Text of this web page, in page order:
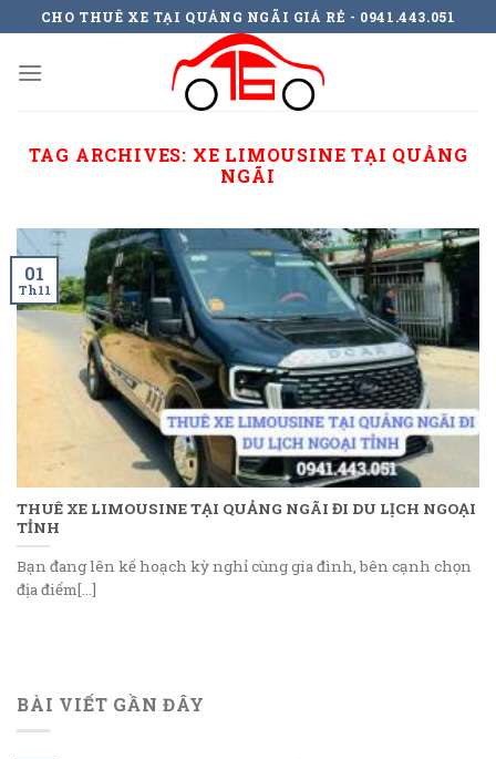
to
content
CHO THUÊ XE TẠI QUẢNG NGÃI GIÁ RẺ - 0941.443.051
TAG ARCHIVES: XE LIMOUSINE TẠI QUẢNG
NGÃI
THUÊ XE LIMOUSINE TẠI QUẢNG NGÃI ĐI DU LỊCH NGOẠI
TỈNH
Bạn đang lên kế hoạch kỳ nghỉ cùng gia đình, bên cạnh chọn
địa điểm[...]
01
Th11
BÀI VIẾT GẦN ĐÂY